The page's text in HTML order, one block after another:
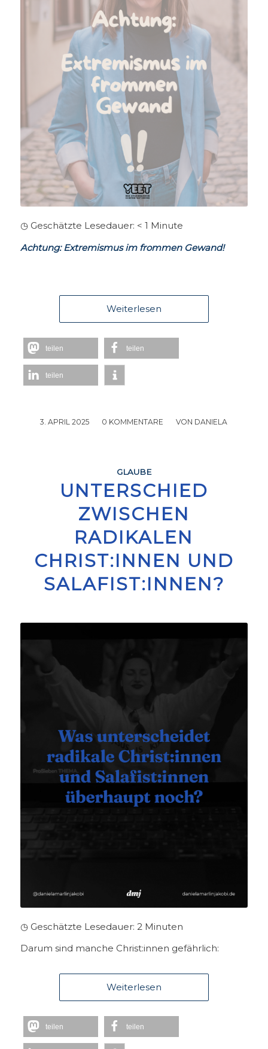
◷ Geschätzte Lesedauer: < 1 Minute
Achtung: Extremismus im frommen Gewand!
Weiterlesen
teilen teilen
teilen
3. APRIL 2025
/ 0 KOMMENTARE
/ VON DANIELA
GLAUBE
UNTERSCHIED
ZWISCHEN
RADIKALEN
CHRIST:INNEN UND
SALAFIST:INNEN?
◷ Geschätzte Lesedauer: 2 Minuten
Darum sind manche Christ:innen gefährlich:
Weiterlesen
teilen teilen